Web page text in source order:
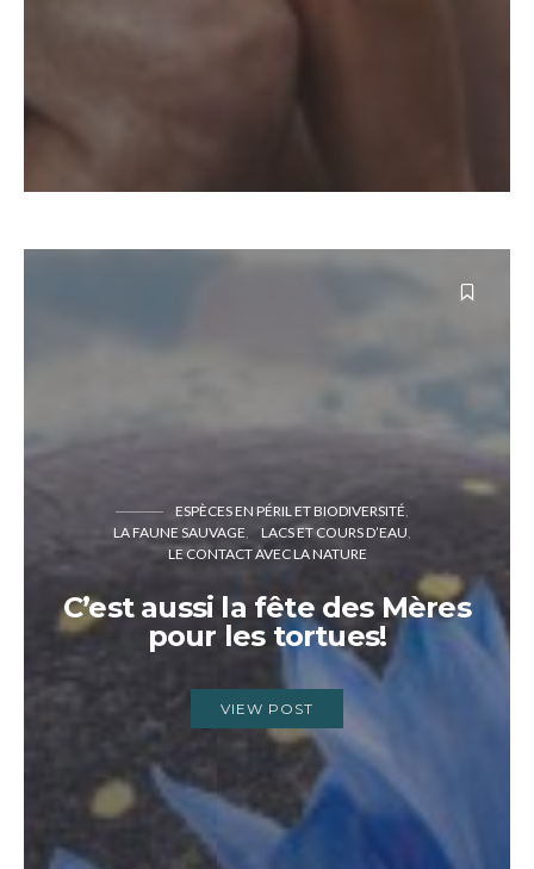
ESPÈCES EN PÉRIL ET BIODIVERSITÉ
LA FAUNE SAUVAGE
LACS ET COURS D’EAU
LE CONTACT AVEC LA NATURE
C’est aussi la fête des Mères
pour les tortues!
VIEW POST